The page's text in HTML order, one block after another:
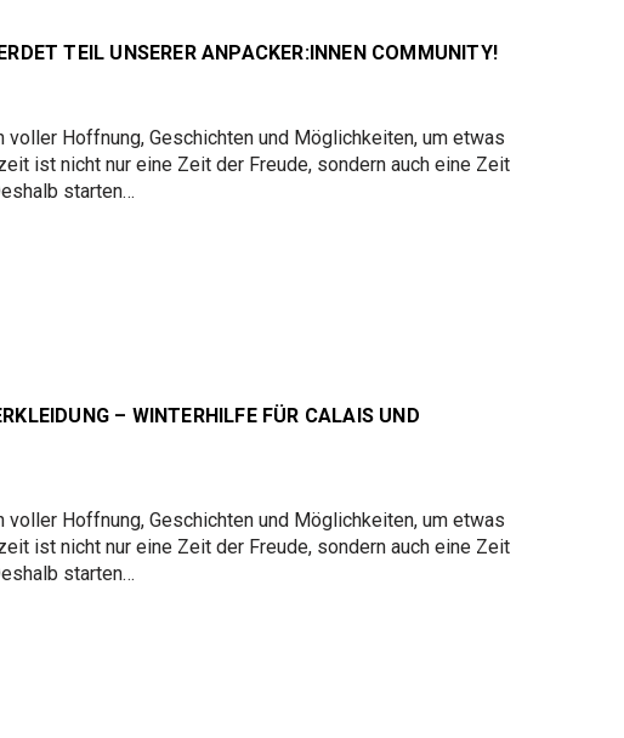
TEIL UNSERER ANPACKER:INNEN COMMUNITY!
voller Hoffnung, Geschichten und Möglichkeiten, um etwas
ist nicht nur eine Zeit der Freude, sondern auch eine Zeit
starten…
– WINTERHILFE FÜR CALAIS UND
voller Hoffnung, Geschichten und Möglichkeiten, um etwas
ist nicht nur eine Zeit der Freude, sondern auch eine Zeit
starten…